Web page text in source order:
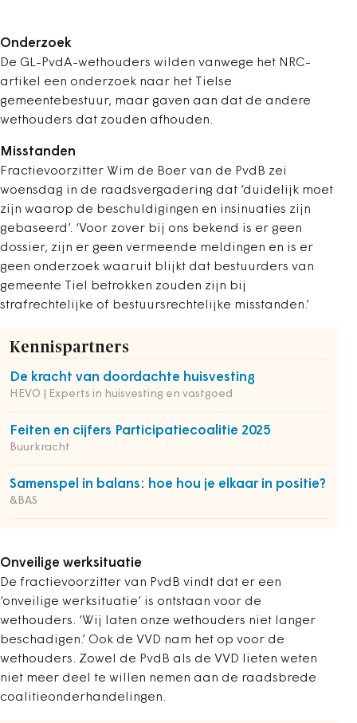
Onderzoek
De GL-PvdA-wethouders wilden vanwege het NRC-
artikel een onderzoek naar het Tielse
gemeentebestuur, maar gaven aan dat de andere
wethouders dat zouden afhouden.
Misstanden
Fractievoorzitter Wim de Boer van de PvdB zei
woensdag in de raadsvergadering dat ‘duidelijk moet
zijn waarop de beschuldigingen en insinuaties zijn
gebaseerd’. ‘Voor zover bij ons bekend is er geen
dossier, zijn er geen vermeende meldingen en is er
geen onderzoek waaruit blijkt dat bestuurders van
gemeente Tiel betrokken zouden zijn bij
strafrechtelijke of bestuursrechtelijke misstanden.’
Kennispartners
De kracht van doordachte huisvesting
HEVO | Experts in huisvesting en vastgoed
Feiten en cijfers Participatiecoalitie 2025
Buurkracht
Samenspel in balans: hoe hou je elkaar in positie?
&BAS
Onveilige werksituatie
De fractievoorzitter van PvdB vindt dat er een
‘onveilige werksituatie’ is ontstaan voor de
wethouders. ‘Wij laten onze wethouders niet langer
beschadigen.’ Ook de VVD nam het op voor de
wethouders. Zowel de PvdB als de VVD lieten weten
niet meer deel te willen nemen aan de raadsbrede
coalitieonderhandelingen.